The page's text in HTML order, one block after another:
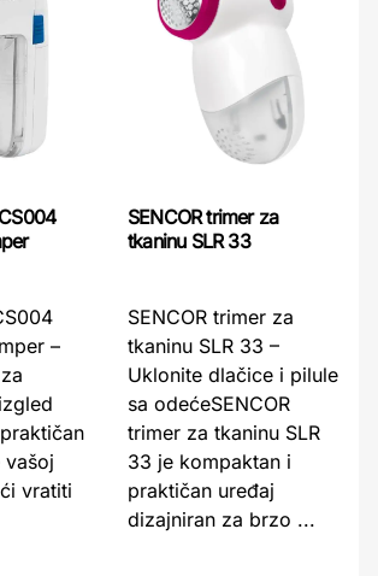
–
vašoj
vratiti
SENCOR trimer za
tkaninu SLR 33
SENCOR trimer za
tkaninu SLR 33 –
Uklonite dlačice i pilule
sa odećeSENCOR
trimer za tkaninu SLR
33 je kompaktan i
praktičan uređaj
dizajniran za brzo ...